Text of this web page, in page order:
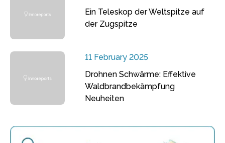
Ein Teleskop der Weltspitze auf
der Zugspitze
11 February 2025
Drohnen Schwärme: Effektive
Waldbrandbekämpfung
Neuheiten